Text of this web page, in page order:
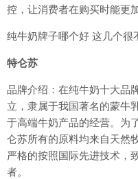
控，让消费者在购买时能更
纯牛奶牌子哪个好 这几个很
特仑苏
品牌介绍：在纯牛奶十大品
立，隶属于我国著名的蒙牛
于高端牛奶产品的经营。为
仑苏所有的原料均来自天然
严格的按照国际先进技术，
者。